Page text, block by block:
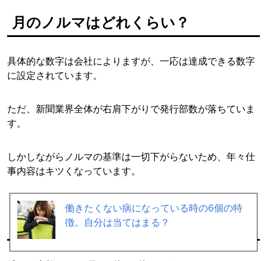
月のノルマはどれくらい？
具体的な数字は会社によりますが、一応は達成できる数字
に設定されています。
ただ、新聞業界全体が右肩下がりで発行部数が落ちていま
す。
しかしながらノルマの基準は一切下がらないため、年々仕
事内容はキツくなっています。
1日に何件ぐらい契約を取ればいい
の？
働きたくない病になっている時の6個の特
徴。自分は当てはまる？